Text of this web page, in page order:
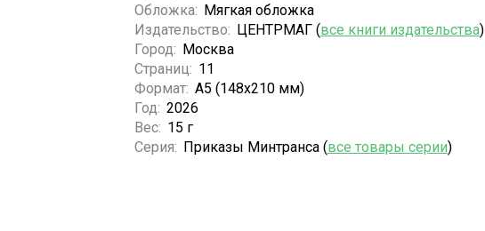
Обложка: Мягкая обложка
Издательство: ЦЕНТРМАГ (все книги издательства)
Город: Москва
Страниц: 11
Формат: А5 (148x210 мм)
Год: 2026
Вес: 15 г
Серия: Приказы Минтранса (все товары серии)